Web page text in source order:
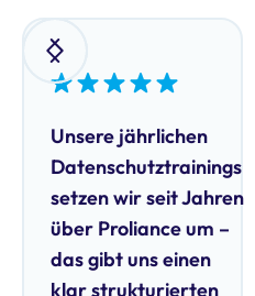
Unsere jährlichen
Datenschutztrainings
setzen wir seit Jahren
über Proliance um –
das gibt uns einen
klar strukturierten